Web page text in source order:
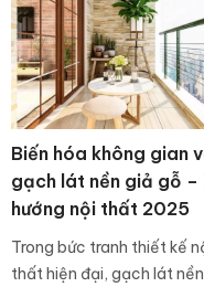
Biến hóa không gian
gạch lát nền giả gỗ –
hướng nội thất 2025
Trong bức tranh thiết kế
thất hiện đại, gạch lát